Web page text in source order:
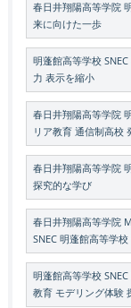
春日井翔陽高等学院
来に向けた一歩
明蓬館高等学校
力 表示を縮小
春日井翔陽高等学院
リア教育 通信制高校
春日井翔陽高等学院
探究的な学び
春日井翔陽高等学院
SNEC 明蓬館高等学
明蓬館高等学校
教育 モデリング体験